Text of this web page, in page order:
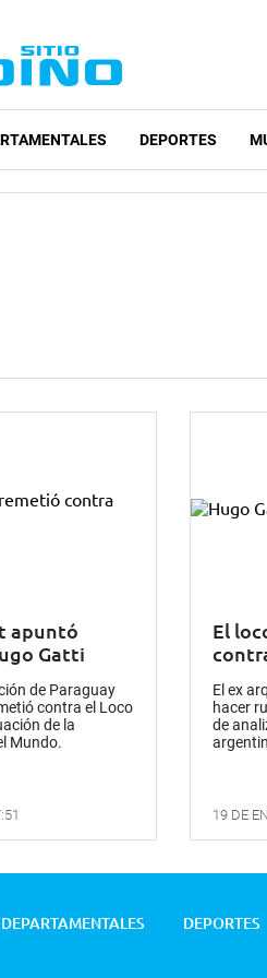
DEPORTES
apuntó
Gatti
de Paraguay
contra el Loco
de la
Mundo.
El
El ex
hacer
de
19 DE
DEPARTAMENTALES DEPORTES